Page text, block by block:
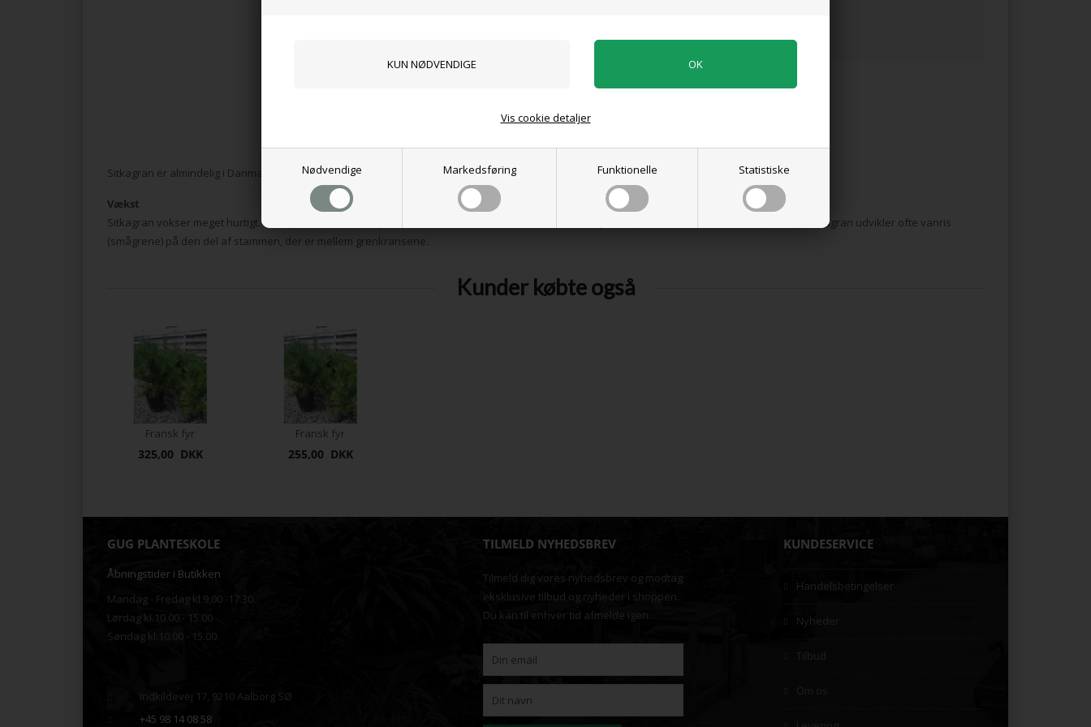
Nødvendige Markedsføring Funktionelle Statistiske
Vis cookie detaljer
Sitkagran er almindelig i Danmark, især i nord- og vestjyske klitplantager og læhegn
Vækst
Sitkagran vokser meget hurtigt. Når det er blevet 1 m højt, kan det let vokse 1-1½ meter om året, hvis jorden passer den. Ældre eksemplarer af sitkagran udvikler ofte vanris
(smågrene) på den del af stammen, der er mellem grenkransene.
Kunder købte også
Fransk fyr
325,00 DKK
Fransk fyr
255,00 DKK
GUG PLANTESKOLE
Åbningstider i Butikken
Mandag - Fredag kl.9.00 -17.30
Lørdag kl.10.00 - 15.00
Søndag kl.10.00 - 15.00
Indkildevej 17, 9210 Aalborg SØ
+45 98 14 08 58
TILMELD NYHEDSBREV
Tilmeld dig vores nyhedsbrev og modtag
eksklusive tilbud og nyheder i shoppen.
Du kan til enhver tid afmelde igen.
KUNDESERVICE
Handelsbetingelser
Nyheder
Tilbud
Om os